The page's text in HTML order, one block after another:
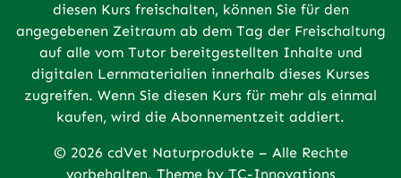
diesen Kurs freischalten, können Sie für den
angegebenen Zeitraum ab dem Tag der Freischaltung
auf alle vom Tutor bereitgestellten Inhalte und
digitalen Lernmaterialien innerhalb dieses Kurses
zugreifen. Wenn Sie diesen Kurs für mehr als einmal
kaufen, wird die Abonnementzeit addiert.
© 2026 cdVet Naturprodukte – Alle Rechte
vorbehalten. Theme by TC-Innovations